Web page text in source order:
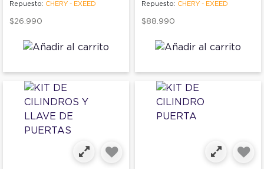
Repuesto: CHERY - EXEED
$26.990
Repuesto: CHERY - EXEED
$88.990